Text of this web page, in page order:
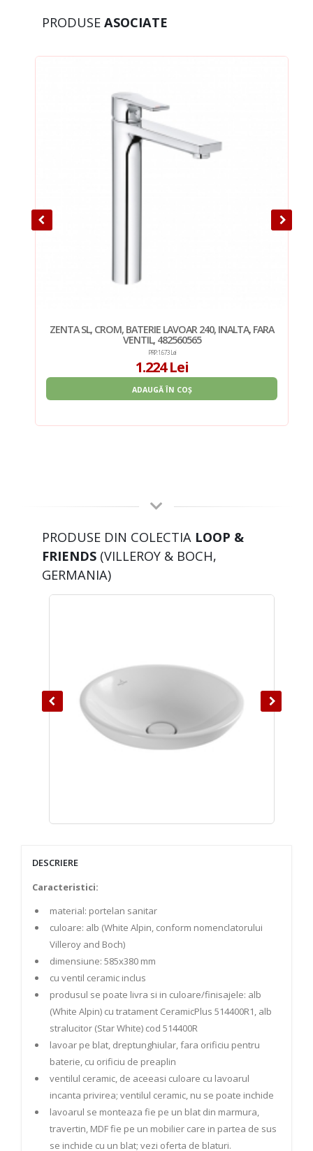
PRODUSE ASOCIATE
ZENTA SL, CROM, BATERIE LAVOAR 240, INALTA, FARA
VENTIL, 482560565
PRP: 1.673 Lei
1.224 Lei
ADAUGĂ ÎN COȘ
PRODUSE DIN COLECTIA LOOP &
FRIENDS (VILLEROY & BOCH,
GERMANIA)
DESCRIERE
Caracteristici:
material: portelan sanitar
culoare: alb (White Alpin, conform nomenclatorului
Villeroy and Boch)
dimensiune: 585x380 mm
cu ventil ceramic inclus
produsul se poate livra si in culoare/finisajele: alb
(White Alpin) cu tratament CeramicPlus 514400R1, alb
stralucitor (Star White) cod 514400R
lavoar pe blat, dreptunghiular, fara orificiu pentru
baterie, cu orificiu de preaplin
ventilul ceramic, de aceeasi culoare cu lavoarul
incanta privirea; ventilul ceramic, nu se poate inchide
lavoarul se monteaza fie pe un blat din marmura,
travertin, MDF fie pe un mobilier care in partea de sus
se inchide cu un blat; vezi oferta de blaturi.